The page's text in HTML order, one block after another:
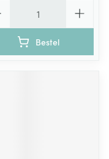
Bestel